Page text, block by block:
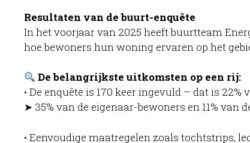
Resultaten van de buurt-enquête
In het voorjaar van 2025 heeft buurtteam
hoe bewoners hun woning ervaren op het
De belangrijkste uitkomsten op een rij:
• De enquête is 170 keer ingevuld – dat is 22%
➤ 35% van de eigenaar-bewoners en 11% van
• Eenvoudige maatregelen zoals tochtstrips,